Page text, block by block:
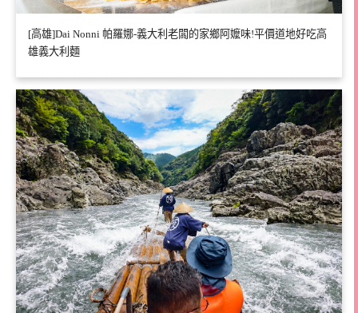
[高雄]Dai Nonni 帕羅娜-義大利老闆的家鄉阿嬤味!平價道地好吃高
雄義大利麵